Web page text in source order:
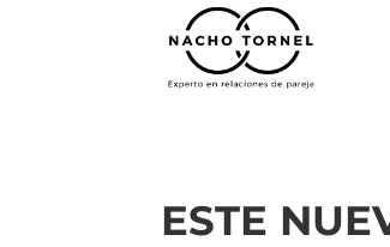
ESTE